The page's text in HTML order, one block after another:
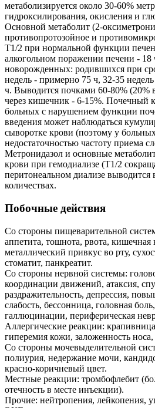
метаболизируется около 30-60%
гидроксилирования, окисления и
Основной метаболит (2-
противопротозойное и
Т1/2 при нормальной функции
алкогольном поражении печени - 18
новорожденных: родившихся при
недель - примерно 75 ч, 32-35
ч. Выводится почками 60-80% (20%
через кишечник - 6-15%. Почечный
больных с нарушением функции
введения может наблюдаться
сыворотке крови (поэтому у
недостаточностью частоту приема
Метронидазол и основные
крови при гемодиализе (Т1/2
перитонеальном диализе выводится
количествах.
Побочные действия
Со стороны пищеварительной
аппетита, тошнота, рвота, кишечная
металлический привкус во рту,
стоматит, панкреатит.
Со стороны нервной системы:
координации движений, атаксия,
раздражительность, депрессия,
слабость, бессонница, головная
галлюцинации, периферическая
Аллергические реакции:
гиперемия кожи, заложенность носа,
Со стороны мочевыделительной
полиурия, недержание мочи,
красно-коричневый цвет.
Местные реакции: тромбофлебит
отечность в месте инъекции).
Прочие: нейтропения, лейкопения,